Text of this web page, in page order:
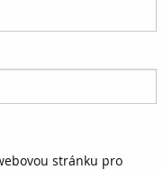
stránku pro